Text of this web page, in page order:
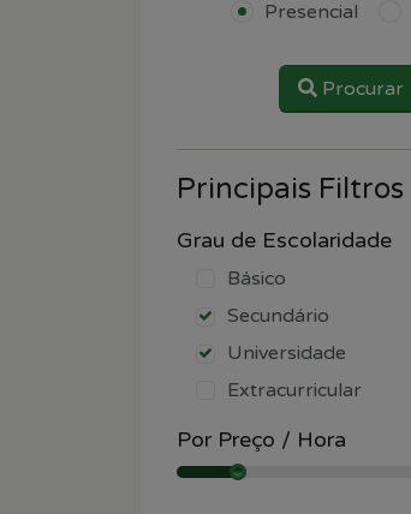
Presencial
Procurar
Principais Filtros
Grau de Escolaridade
Básico
Secundário
Universidade
Extracurricular
Por Preço / Hora